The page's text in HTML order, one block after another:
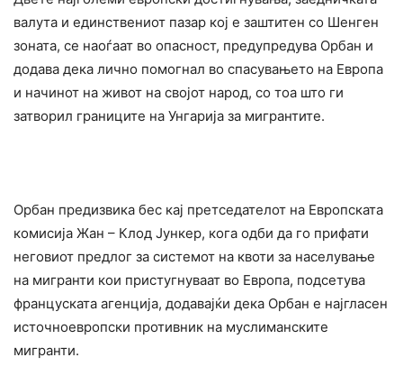
валута и единствениот пазар кој е заштитен со Шенген
зоната, се наоѓаат во опасност, предупредува Орбан и
додава дека лично помогнал во спасувањето на Европа
и начинот на живот на својот народ, со тоа што ги
затворил границите на Унгарија за мигрантите.
Орбан предизвика бес кај претседателот на Европската
комисија Жан – Клод Јункер, кога одби да го прифати
неговиот предлог за системот на квоти за населување
на мигранти кои пристугнуваат во Европа, подсетува
француската агенција, додавајќи дека Орбан е најгласен
источноевропски противник на муслиманските
мигранти.